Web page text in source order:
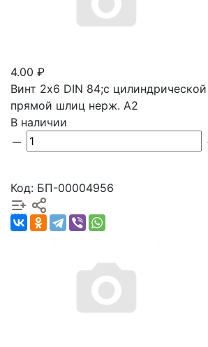
4.00 ₽
Винт 2х6 DIN 84;с
прямой шлиц нерж. А2
В наличии
Код: БП-00004956